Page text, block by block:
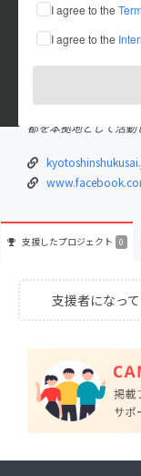
I agree to the
I agree to the
これまでに1件のプ
在住国：日本 現在地
出身国：日本 出身地
私たちは、プロとア
以来「古都・京都に
都を本拠地として活
支援したプロジェクト 0
支援者になっ